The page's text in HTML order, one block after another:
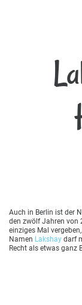
Auch in Berlin ist der
den zwölf Jahren von
einziges Mal
Namen Lakshay darf
Recht als etwas ganz